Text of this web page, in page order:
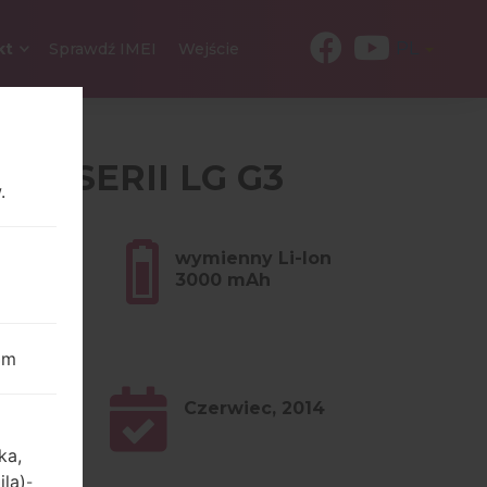
Sprawdź IMEI Wejście
Z SERII LG G3
wymienny Li-Ion
3000 mAh
Czerwiec, 2014
-